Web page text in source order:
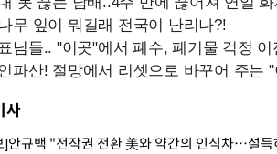
사
]안규백 "전작권 전환 美와 약간의 인식차…설